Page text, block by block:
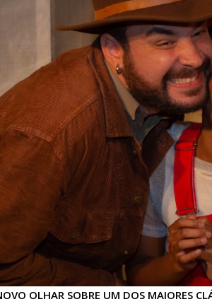
OLHAR SOBRE UM DOS MAIORES